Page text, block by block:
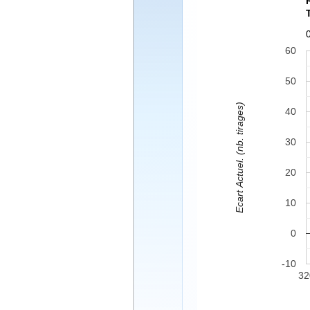
-10
0
10
20
30
40
50
60
Ecart Actuel. (nb. tirages)